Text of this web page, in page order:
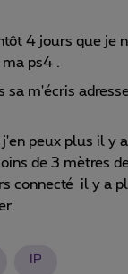
4 jours que je
ps4 .
sa m'écris
peux plus il y
de 3 mètres
connecté il y a
IP